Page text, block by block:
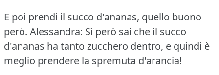
E poi prendi il succo d'ananas, quello buono
però. Alessandra: Sì però sai che il succo
d'ananas ha tanto zucchero dentro, e quindi è
meglio prendere la spremuta d'arancia!